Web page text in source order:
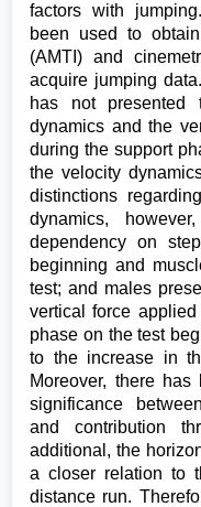
factors with
been used to
(AMTI) and
acquire jumping
has not presented
dynamics and the
during the support
the velocity
distinctions
dynamics,
dependency on
beginning and
test; and males
vertical force
phase on the test
to the increase in
Moreover, there
significance
and contribution
additional, the
a closer relation to
distance run.